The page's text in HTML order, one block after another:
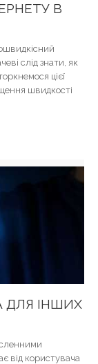
В
слід знати, як
цієї
швидкості
ДЛЯ ІНШИХ
від користувача